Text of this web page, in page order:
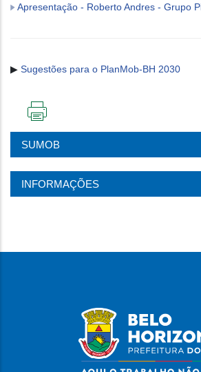
Apresentação - Roberto Andres - Grupo
▶ Sugestões para o PlanMob-BH 2030
PÁGINA
SUMOB
INFORMAÇÕES